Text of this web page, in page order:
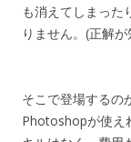
も消えてしまった
りません。(正解
そこで登場するの
Photoshopが使え